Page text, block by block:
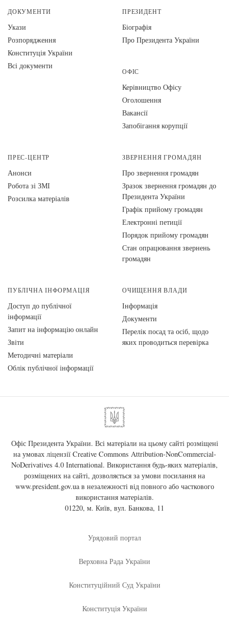
ДОКУМЕНТИ
Укази
Розпорядження
Конституція України
Всі документи
ПРЕЗИДЕНТ
Біографія
Про Президента України
ОФІС
Керівництво Офісу
Оголошення
Вакансії
Запобігання корупції
ПРЕС-ЦЕНТР
Анонси
Робота зі ЗМІ
Розсилка матеріалів
ЗВЕРНЕННЯ ГРОМАДЯН
Про звернення громадян
Зразок звернення громадян до
Президента України
Графік прийому громадян
Електронні петиції
Порядок прийому громадян
Стан опрацювання звернень
громадян
ПУБЛІЧНА ІНФОРМАЦІЯ
Доступ до публічної
інформації
Запит на інформацію онлайн
Звіти
Методичні матеріали
Облік публічної інформації
ОЧИЩЕННЯ ВЛАДИ
Інформація
Документи
Перелік посад та осіб, щодо
яких проводиться перевірка
Офіс Президента України. Всі матеріали на цьому сайті розміщені
на умовах ліцензії Creative Commons Attribution-NonCommercial-
NoDerivatives 4.0 International. Використання будь-яких матеріалів,
розміщених на сайті, дозволяється за умови посилання на
www.president.gov.uaв незалежності від повного або часткового
використання матеріалів.
01220, м. Київ, вул. Банкова, 11
Урядовий портал
Верховна Рада України
Конституційний Суд України
Конституція України